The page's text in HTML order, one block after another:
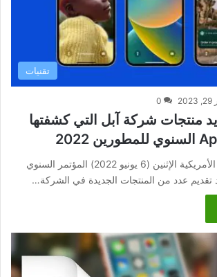
تقنيات
0
منتجات شركة آبل التي كشفتها
عقدت شركة Apple الأمريكية الإثنين (6 يونيو 2022) المؤتمر السنوي
تقديم عدد من المنتجات الجديدة في الشركة…